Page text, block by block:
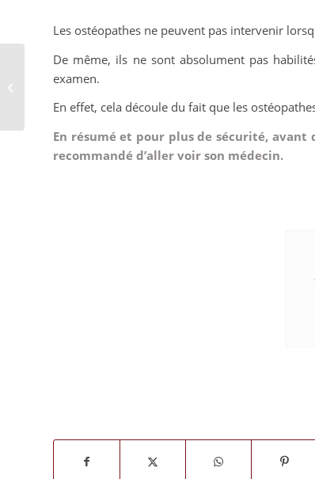
Les ostéopathes ne peuvent pas intervenir
De même, ils ne sont absolument pas
examen.
En effet, cela découle du fait que les
En résumé et pour plus de sécurité,
recommandé d’aller voir son médecin.
Litige avec un garagiste